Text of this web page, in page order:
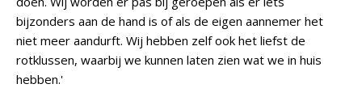
bijzonders aan de hand is of als de eigen aannemer het
niet meer aandurft. Wij hebben zelf ook het liefst de
rotklussen, waarbij we kunnen laten zien wat we in huis
hebben.'